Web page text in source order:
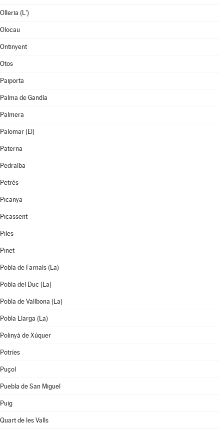
Olleria (L')
Olocau
Ontinyent
Otos
Paiporta
Palma de Gandía
Palmera
Palomar (El)
Paterna
Pedralba
Petrés
Picanya
Picassent
Piles
Pinet
Pobla de Farnals (La)
Pobla del Duc (La)
Pobla de Vallbona (La)
Pobla Llarga (La)
Polinyà de Xúquer
Potríes
Puçol
Puebla de San Miguel
Puig
Quart de les Valls